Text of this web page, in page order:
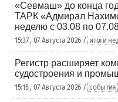
«Севмаш» до конца
ТАРК «Адмирал
неделю с 03.08 по
15:37 , 07 Августа 2026 / итоги
Регистр расширяет
судостроения и
15:15 , 07 Августа 2026 / события